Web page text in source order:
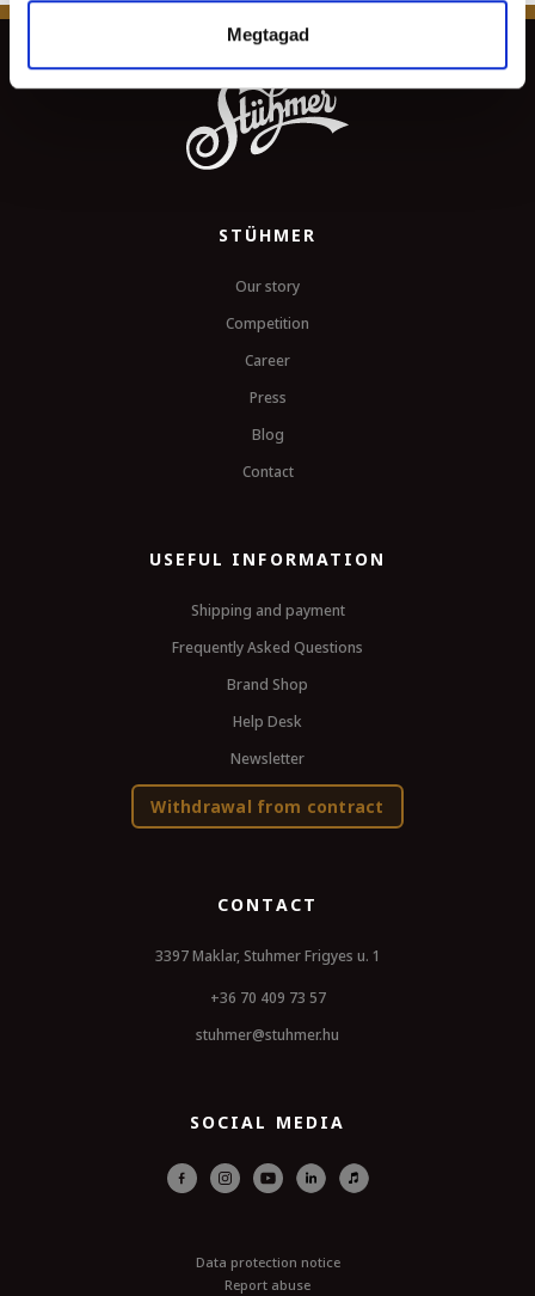
Megtagad
STÜHMER
Our story
Competition
Career
Press
Blog
Contact
USEFUL INFORMATION
Shipping and payment
Frequently Asked Questions
Brand Shop
Help Desk
Newsletter
Withdrawal from contract
CONTACT
3397 Maklar, Stuhmer Frigyes u. 1
+36 70 409 73 57
stuhmer@stuhmer.hu
SOCIAL MEDIA
Data protection notice
Report abuse